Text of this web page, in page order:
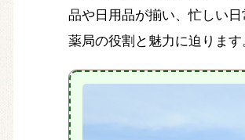
品や日用品が揃い、忙しい
薬局の役割と魅力に迫ります